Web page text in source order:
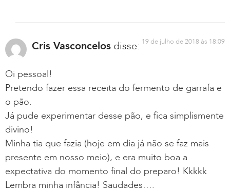
Cris Vasconcelos disse: 19 de julho de 2018 às 18:09
Oi pessoal!
Pretendo fazer essa receita do fermento de garrafa e
o pão.
Já pude experimentar desse pão, e fica simplismente
divino!
Minha tia que fazia (hoje em dia já não se faz mais
presente em nosso meio), e era muito boa a
expectativa do momento final do preparo! Kkkkk
Lembra minha infância! Saudades….